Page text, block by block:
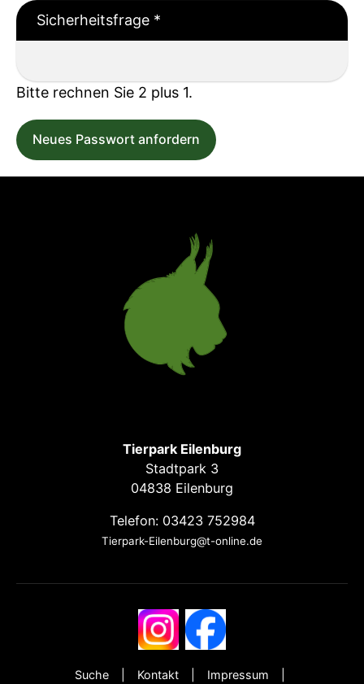
Sicherheitsfrage *
Bitte rechnen Sie 2 plus 1.
Neues Passwort anfordern
Tierpark Eilenburg
Stadtpark 3
04838 Eilenburg
Telefon: 03423 752984
Tierpark-Eilenburg@t-online.de
Suche Kontakt Impressum